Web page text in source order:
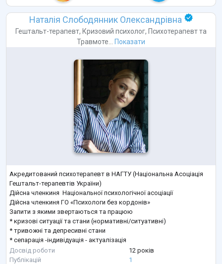
Наталія Слободянник Олександрівна
Гештальт-терапевт, Кризовий психолог, Психотерапевтта
Травмоте... Показати
Акредитований психотерапевт в НАГТУ (Національна Асоціація
Гештальт-терапевтів України)
Дійсна членкиня Національної психологічної асоціації
Дійсна членкиня ГО «Психологи без кордонів»
Запити з якими звертаються та працюю
* кризові ситуації та стани (нормативні/ситуативні)
* тривожні та депресивні стани
* сепарація -індивідуація - актуалізація
* стосунки з собою та іншими, побудова стосунків
* внутрішні конфлікти
Досвід роботи
12 років
Публікацій
1